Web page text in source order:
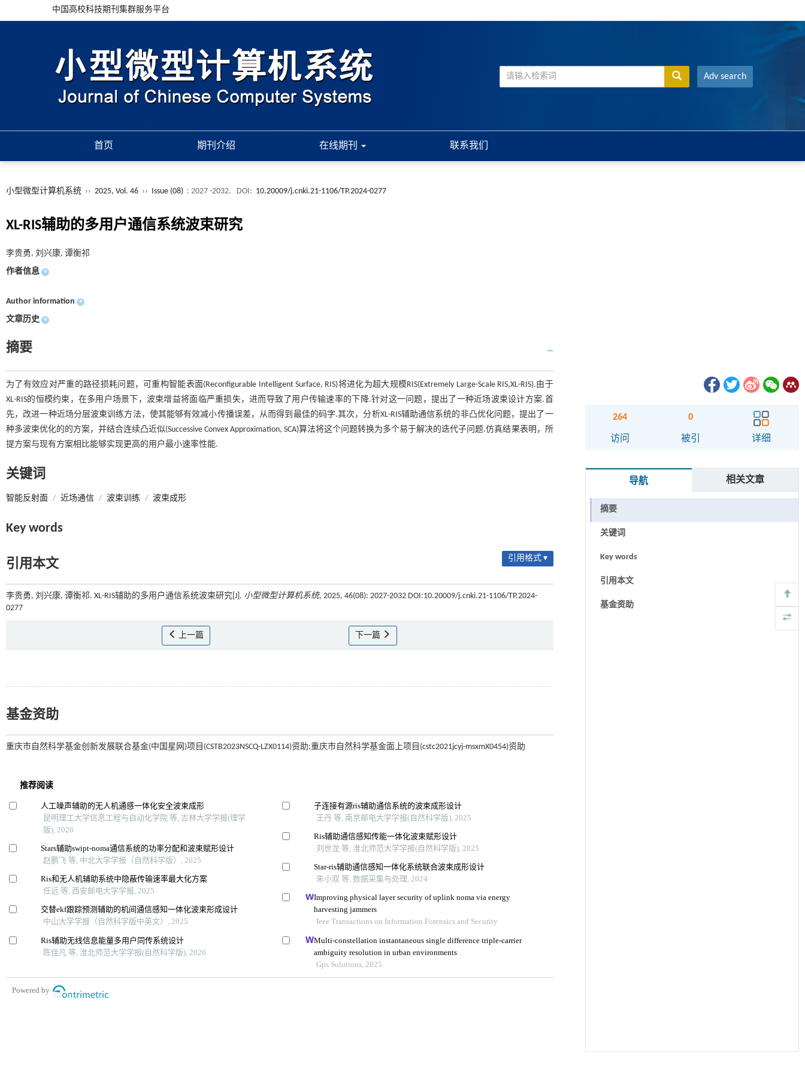
中国高校科技期刊集群服务平台
Adv search
首页 期刊介绍 在线期刊 联系我们
小型微型计算机系统 ›› 2025, Vol. 46 ›› Issue (08) : 2027 -2032. DOI: 10.20009/j.cnki.21-1106/TP.2024-0277
XL-RIS辅助的多用户通信系统波束研究
李贵勇, 刘兴康, 谭衡祁
作者信息 +
Author information +
文章历史 +
摘要
为了有效应对严重的路径损耗问题，可重构智能表面(Reconfigurable Intelligent Surface, RIS)将进化为超大规模RIS(Extremely Large-Scale RIS,XL-RIS).由于
XL-RIS的恒模约束，在多用户场景下，波束增益将面临严重损失，进而导致了用户传输速率的下降.针对这一问题，提出了一种近场波束设计方案.首
先，改进一种近场分层波束训练方法，使其能够有效减小传播误差，从而得到最佳的码字.其次，分析XL-RIS辅助通信系统的非凸优化问题，提出了一
种多波束优化的的方案，并结合连续凸近似(Successive Convex Approximation, SCA)算法将这个问题转换为多个易于解决的迭代子问题.仿真结果表明，所
提方案与现有方案相比能够实现更高的用户最小速率性能.
关键词
智能反射面 / 近场通信 / 波束训练 / 波束成形
Key words
引用本文 引用格式 ▾
李贵勇, 刘兴康, 谭衡祁. XL-RIS辅助的多用户通信系统波束研究[J]. 小型微型计算机系统, 2025, 46(08): 2027-2032 DOI:10.20009/j.cnki.21-1106/TP.2024-
0277
上一篇 下一篇
基金资助
重庆市自然科学基金创新发展联合基金(中国星网)项目(CSTB2023NSCQ-LZX0114)资助;重庆市自然科学基金面上项目(cstc2021jcyj-msxmX0454)资助
264
访问
0
被引 详细
导航 相关文章
摘要
关键词
Key words
引用本文
基金资助